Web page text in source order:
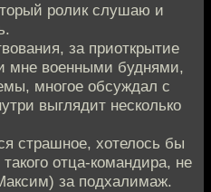
ролик слушаю и
за приоткрытие
мне военными буднями,
многое обсуждал с
выглядит несколько
страшное, хотелось бы
отца-командира, не
за подхалимаж.